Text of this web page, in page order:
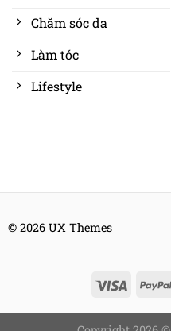
Chăm sóc da
Làm tóc
Lifestyle
© 2026 UX Themes